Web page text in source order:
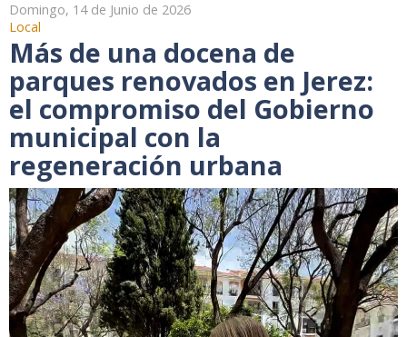
Domingo, 14 de Junio de 2026
Local
Más de una docena de
parques renovados en Jerez:
el compromiso del Gobierno
municipal con la
regeneración urbana